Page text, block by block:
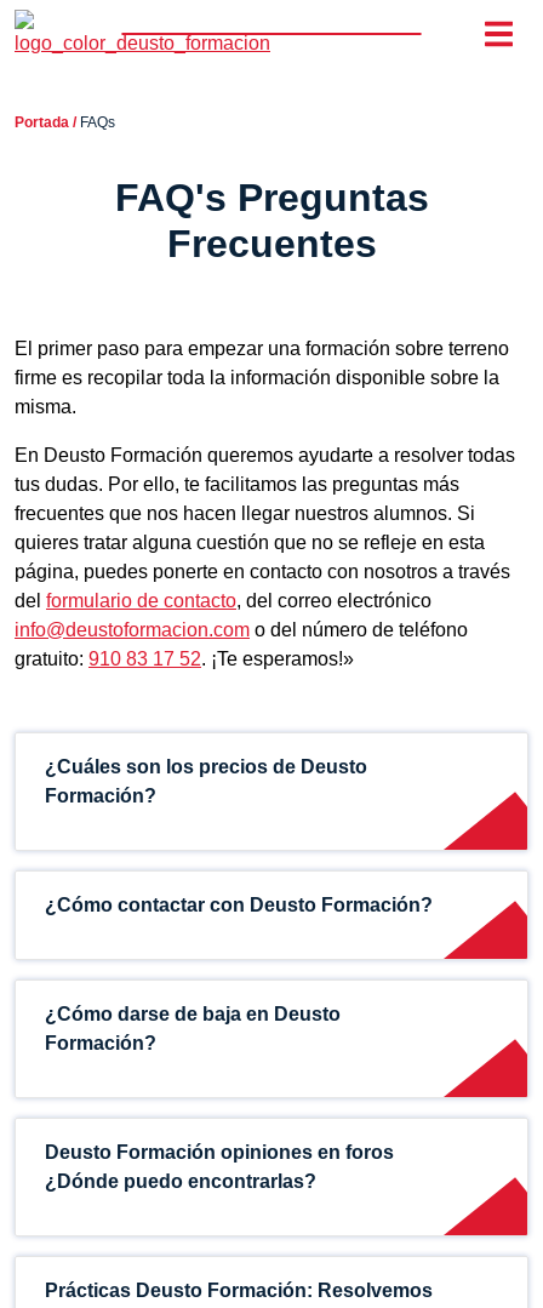
Portada / FAQs
FAQ's Preguntas
Frecuentes
El primer paso para empezar una formación sobre terreno
firme es recopilar toda la información disponible sobre la
misma.
En Deusto Formación queremos ayudarte a resolver todas
tus dudas. Por ello, te facilitamos las preguntas más
frecuentes que nos hacen llegar nuestros alumnos. Si
quieres tratar alguna cuestión que no se refleje en esta
página, puedes ponerte en contacto con nosotros a través
del formulario de contacto, del correo electrónico
info@deustoformacion.com o del número de teléfono
gratuito: 910 83 17 52. ¡Te esperamos!»
¿Cuáles son los precios de Deusto
Formación?
¿Cómo contactar con Deusto Formación?
¿Cómo darse de baja en Deusto
Formación?
Deusto Formación opiniones en foros
¿Dónde puedo encontrarlas?
Prácticas Deusto Formación: Resolvemos